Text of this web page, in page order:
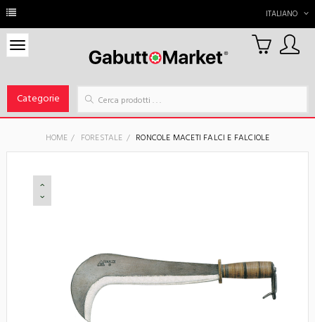
ITALIANO
Categorie
0
Carrello
HOME FORESTALE RONCOLE MACETI FALCI E FALCIOLE